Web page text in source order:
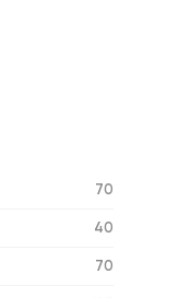
70
40
70